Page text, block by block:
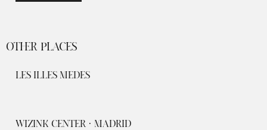
OTHER PLACES
LES ILLES MEDES
WIZINK CENTER · MADRID